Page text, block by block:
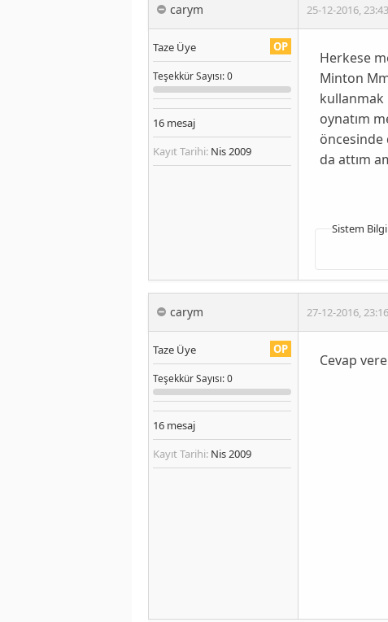
carym 25-12-2016,23:43
OP
Taze Üye
TeşekkürSayısı: 0
16 mesaj
Kayıt Tarihi: Nis 2009
Herkese
Minton
kullanmak
oynatım
öncesinde
da attım
Sistem
carym 27-12-2016,23:16
OP
Taze Üye
TeşekkürSayısı: 0
16 mesaj
Kayıt Tarihi: Nis 2009
Cevap